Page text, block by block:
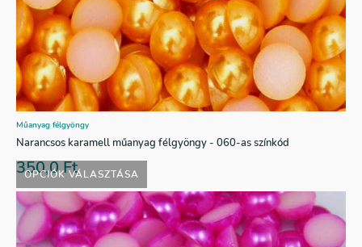
OPCIÓK VÁLASZTÁSA
Műanyag félgyöngy
Narancsos karamell műanyag félgyöngy - 060-as színkód
350,0Ft